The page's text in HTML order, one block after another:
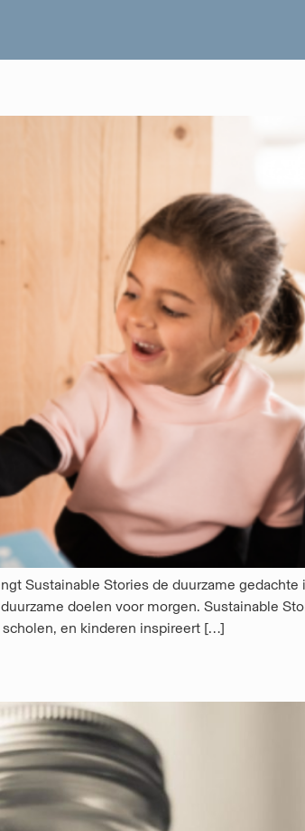
Sustainable Stories de duurzame
doelen voor morgen. Sustainable
en kinderen inspireert […]